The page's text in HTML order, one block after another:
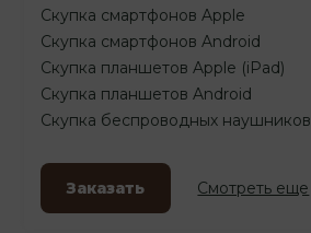
Скупка смартфонов Apple
Скупка смартфонов Android
Скупка планшетов Apple (iPad)
Скупка планшетов Android
Скупка беспроводных наушников
Заказать Смотреть еще